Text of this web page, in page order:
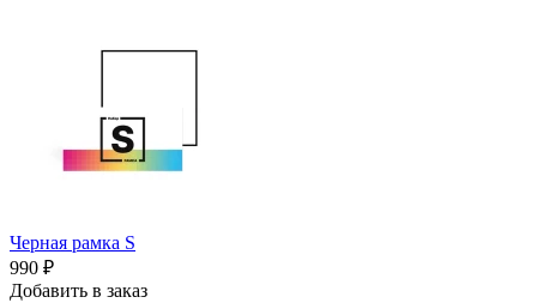
Черная рамка S
990 ₽
Добавить в заказ